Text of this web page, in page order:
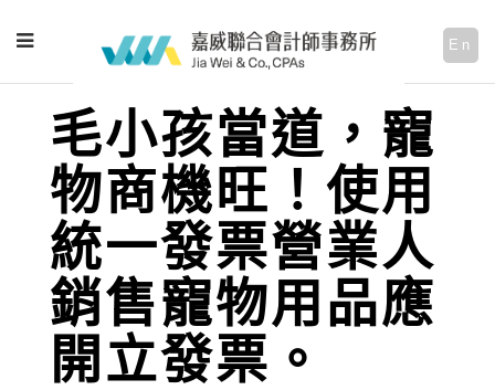
En
毛小孩當道，寵
物商機旺！使用
統一發票營業人
銷售寵物用品應
開立發票。